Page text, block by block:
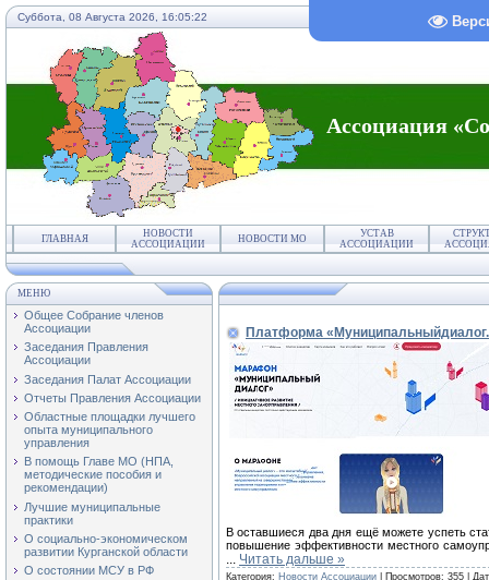
Суббота, 08 Августа 2026, 16:05:22
Ассоциация
ГЛАВНАЯ
НОВОСТИ
АССОЦИАЦИИ
НОВОСТИ МО
УСТАВ
АССОЦИАЦИИ
МЕНЮ
Общее Собрание членов
Ассоциации
Заседания Правления
Ассоциации
Заседания Палат Ассоциации
Отчеты Правления Ассоциации
Областные площадки лучшего
опыта муниципального
управления
В помощь Главе МО (НПА,
методические пособия и
рекомендации)
Лучшие муниципальные
практики
О социально-экономическом
развитии Курганской области
О состоянии МСУ в РФ
Платформа
В оставшиеся два дня ещё можете успеть
повышение эффективности местного
... Читать дальше »
Категория: Новости Ассоциации | Просмотров: 355 |